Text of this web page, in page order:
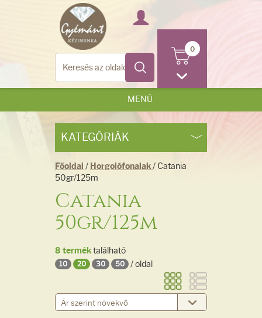
0
MENÜ
KATEGÓRIÁK
Főoldal / Horgolófonalak/ Catania
50gr/125m
Catania
50gr/125m
8 terméktalálható
10 20 30 50 / oldal